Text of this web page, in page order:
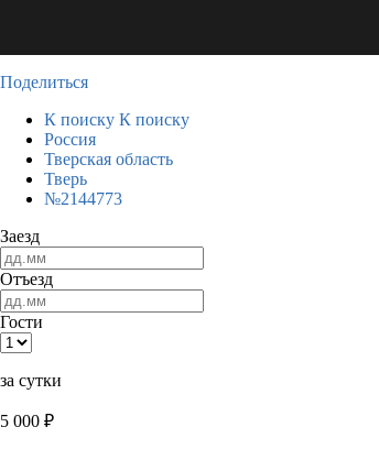
Поделиться
К поиску К поиску
Россия
Тверская область
Тверь
№2144773
Заезд
Отъезд
Гости
за сутки
5 000 ₽